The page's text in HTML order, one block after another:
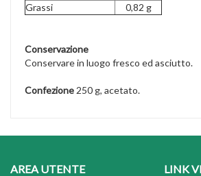
Grassi
0,82 g
Conservazione
Conservare in luogo fresco ed asciutto.
Confezione 250 g, acetato.
AREA UTENTE LINK